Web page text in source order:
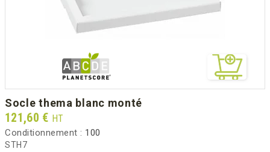
socle thema blanc monté
Prix
121,60 € HT
Conditionnement : 100
STH7